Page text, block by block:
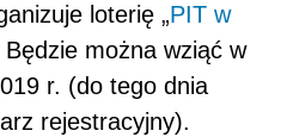
loterię „PIT w
Będzie można wziąć w
r. (do tego dnia
rejestracyjny).